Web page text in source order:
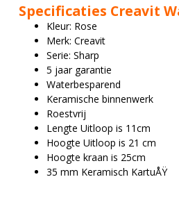
Specificaties Creavit
Kleur: Rose
Merk: Creavit
Serie: Sharp
5 jaar garantie
Waterbesparend
Keramische binnenwerk
Roestvrij
Lengte Uitloop is 11cm
Hoogte Uitloop is 21 cm
Hoogte kraan is 25cm
35 mm Keramisch KartuÅŸ